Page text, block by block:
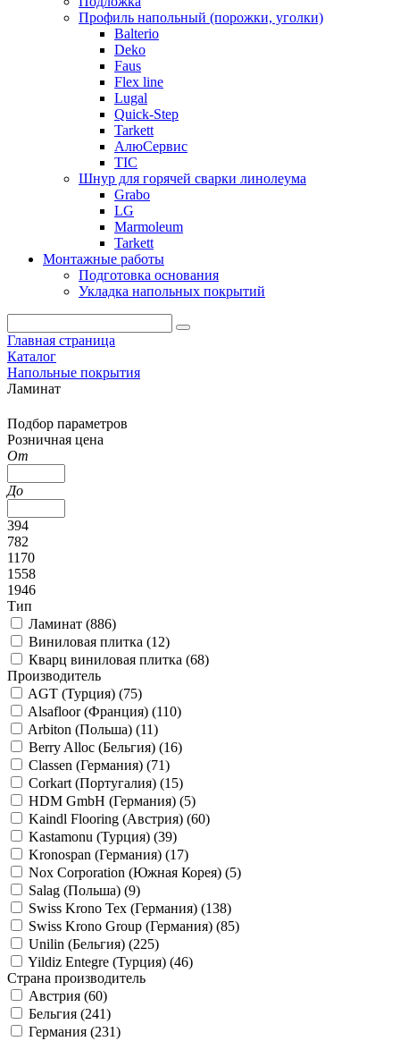
Профиль напольный (порожки, уголки)
Balterio
Deko
Faus
Flex line
Lugal
Quick-Step
Tarkett
АлюСервис
ТІС
Шнур для горячей сварки линолеума
Grabo
LG
Marmoleum
Tarkett
Монтажные работы
Подготовка основания
Укладка напольных покрытий
Главная страница
Каталог
Напольные покрытия
Ламинат
Подбор параметров
Розничная цена
От
До
394
782
1170
1558
1946
Тип
Ламинат (886)
Виниловая плитка (12)
Кварц виниловая плитка (68)
Производитель
AGT (Турция) (75)
Alsafloor (Франция) (110)
Arbiton (Польша) (11)
Berry Alloc (Бельгия) (16)
Classen (Германия) (71)
Corkart (Португалия) (15)
HDM GmbH (Германия) (5)
Kaindl Flooring (Австрия) (60)
Kastamonu (Турция) (39)
Kronospan (Германия) (17)
Nox Corporation (Южная Корея) (5)
Salag (Польша) (9)
Swiss Krono Tex (Германия) (138)
Swiss Krono Group (Германия) (85)
Unilin (Бельгия) (225)
Yildiz Entegre (Турция) (46)
Страна производитель
Австрия (60)
Бельгия (241)
Германия (231)